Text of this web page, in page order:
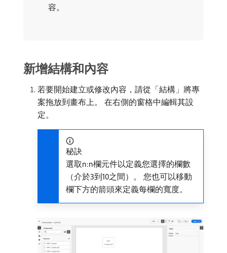
容。
新增結構和內容
若要開始建立或修改內容，請從「結構」將專
案拖放到畫布上。 在右側的窗格中編輯其設
定。
秘訣
選取n:n欄元件以定義您選擇的欄數
（介於3到10之間）。 您也可以移動
欄下方的箭頭來定義每欄的寬度。